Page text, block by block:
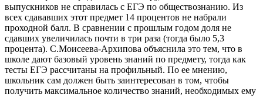
выпускников не справилась с ЕГЭ по обществознанию. Из
всех сдававших этот предмет 14 процентов не набрали
проходной балл. В сравнении с прошлым годом доля не
сдавших увеличилась почти в три раза (тогда было 5,3
процента). С.Моисеева-Архипова объяснила это тем, что в
школе дают базовый уровень знаний по предмету, тогда как
тесты ЕГЭ рассчитаны на профильный. По ее мнению,
школьник сам должен быть заинтересован в том, чтобы
получить максимальное количество знаний, необходимых ему